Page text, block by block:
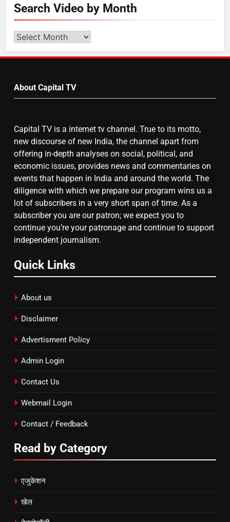
राम की नगरी अयोध्या में आने वाले भक्तों
का स्वागत करेगा लक्ष्मण द्वार
बढ़ा पंचायतों का बजट
7
गाजा युद्धविराम को लेकर बड़ी खबरें
8
चुनाव से पहले लालू परिवार पर बड़ा झटका,
दिल्ली कोर्ट ने IRCTC घोटाले में आरोप
तय किए
Search Video by Month
Search
by
About Capital TV
Capital TV is a internet tv channel. True to its motto,
new discourse of new India, the channel apart from
offering in-depth analyses on social, political, and
economic issues, provides news and commentaries on
events that happen in India and around the world. The
diligence with which we prepare our program wins us a
lot of subscribers in a very short span of time. As a
subscriber you are our patron; we expect you to
continue you’re your patronage and continue to support
independent journalism.
Quick Links
About us
Disclaimer
Advertisment Policy
Admin Login
Contact Us
Webmail Login
Contact / Feedback
Read by Category
एजुकेशन
खेल